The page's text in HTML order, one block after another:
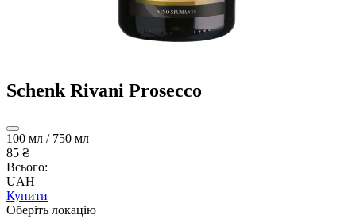
Schenk Rivani Prosecco
100 мл / 750 мл
85 ₴
Всього:
UAH
Купити
Оберіть локацію